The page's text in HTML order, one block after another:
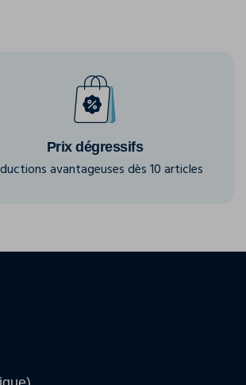
Prix dégressifs
avantageuses dès 10 articles